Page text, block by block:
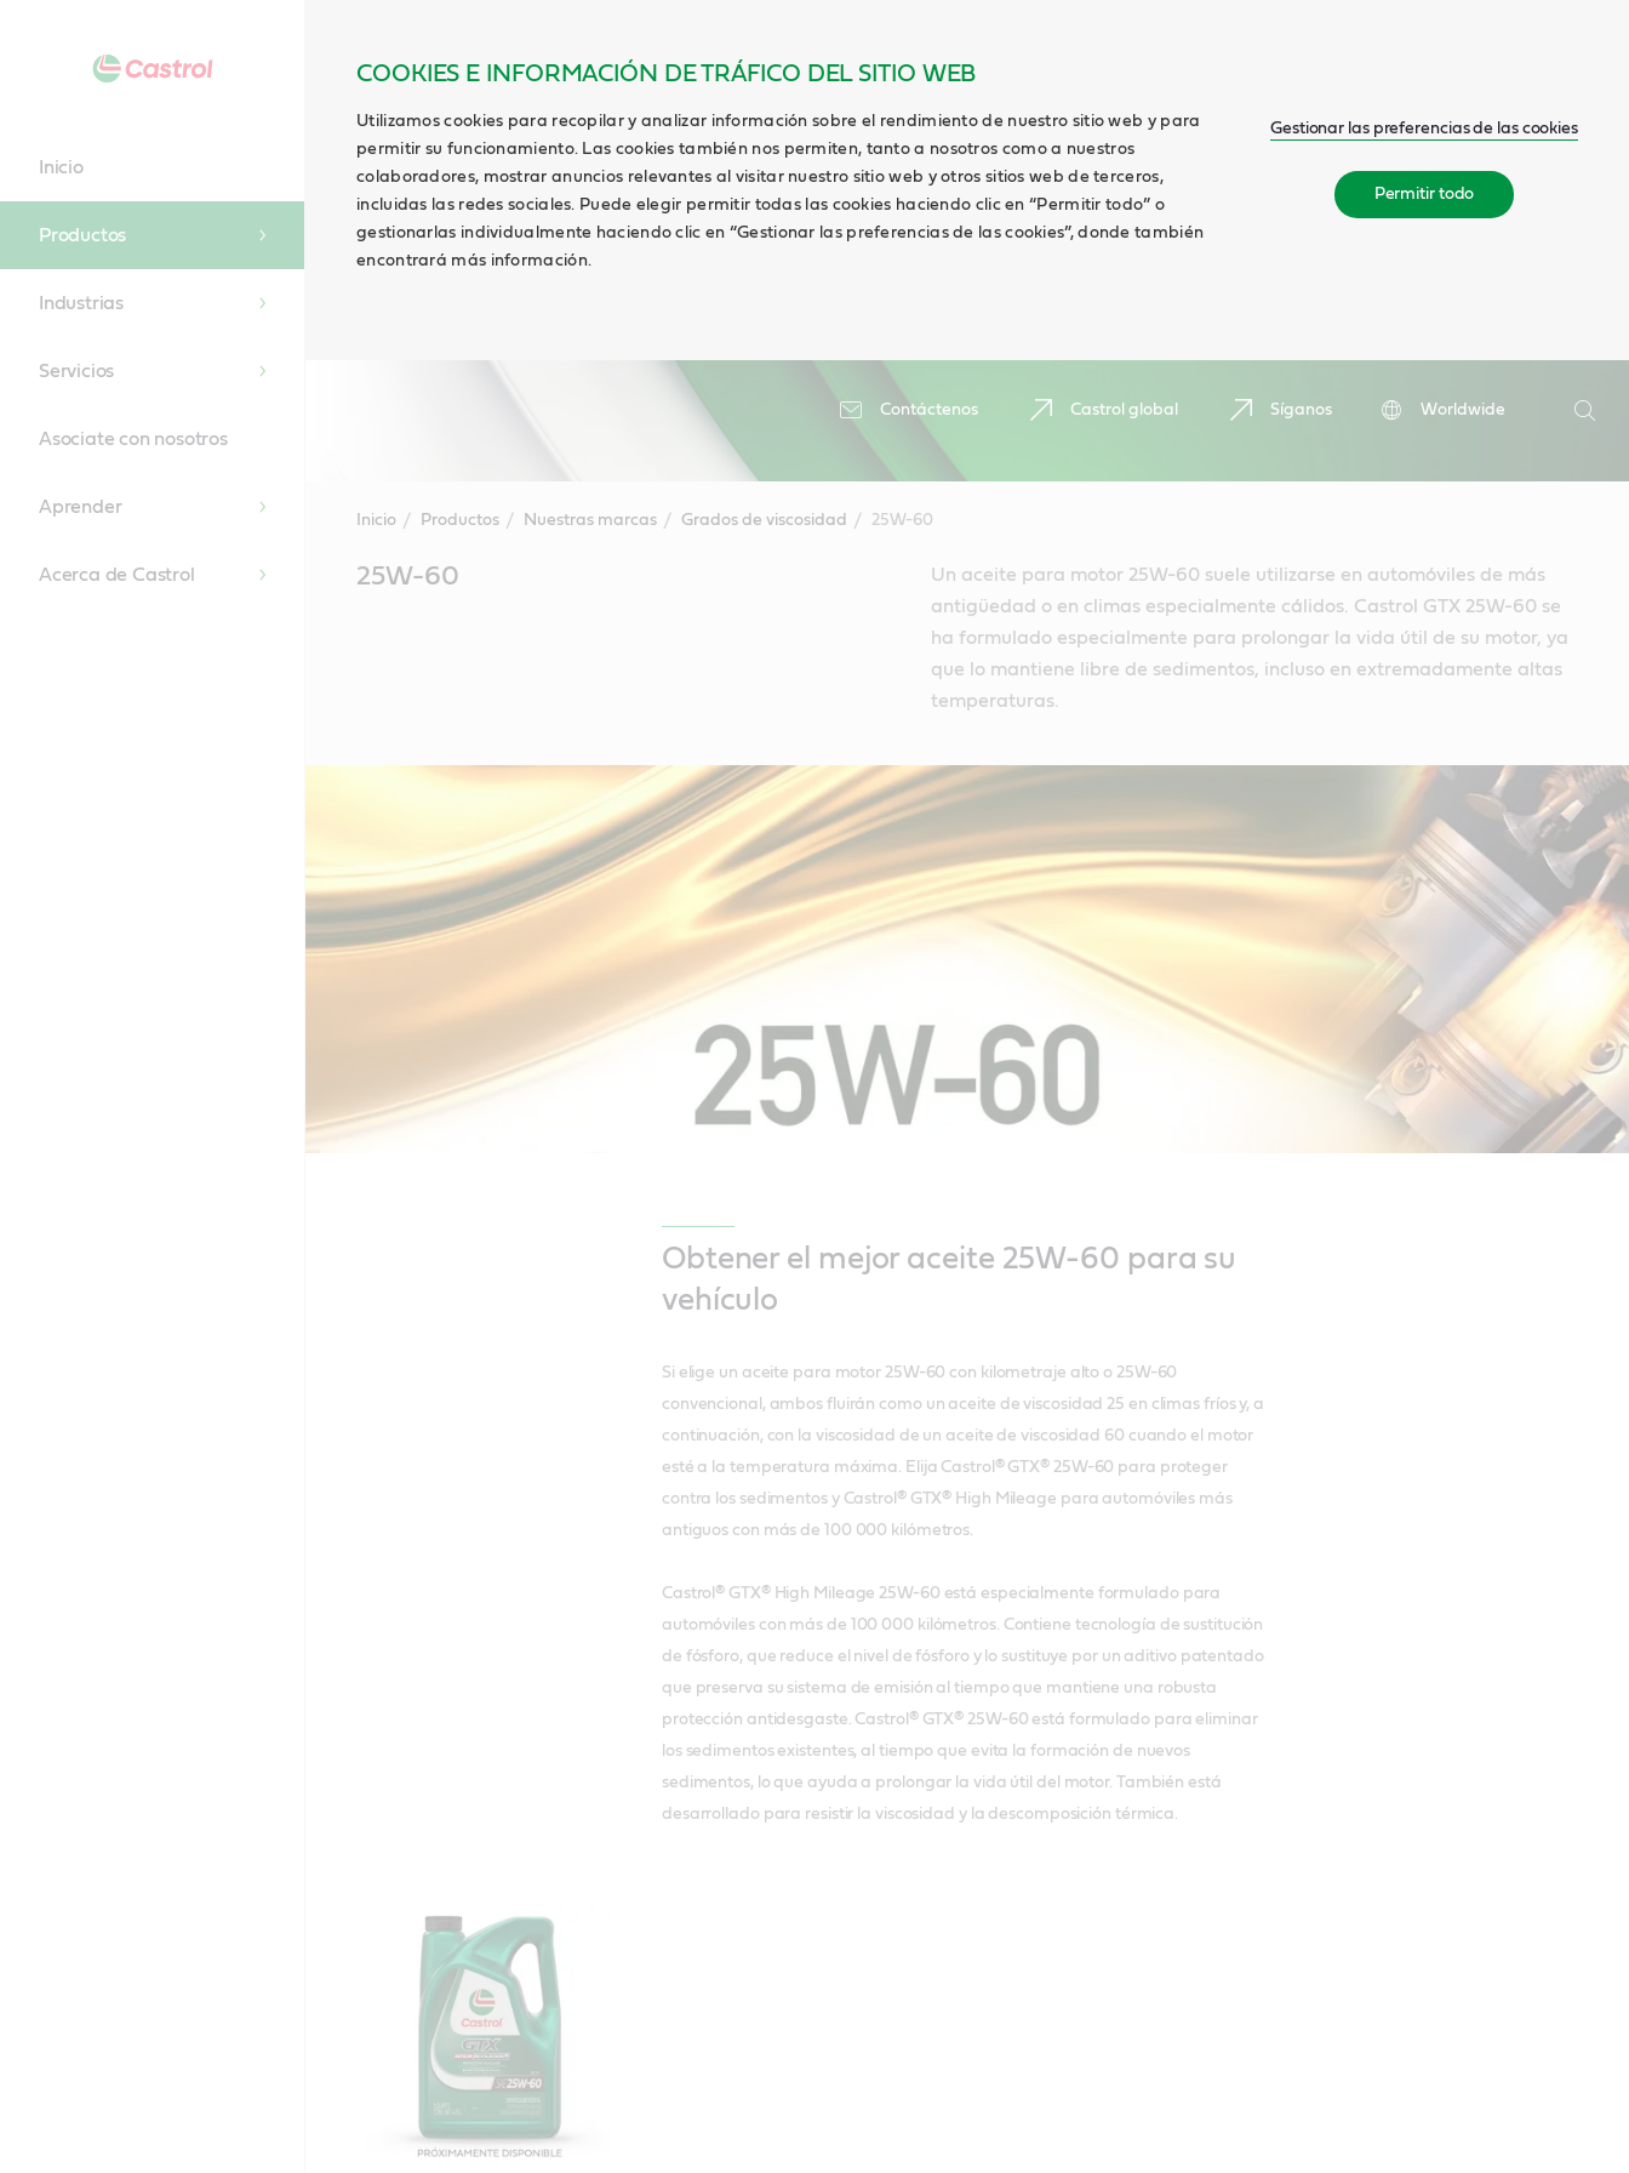
COOKIES E INFORMACIÓN DE TRÁFICO DEL SITIO WEB
Utilizamos cookies para recopilar y analizar información sobre el rendimiento de nuestro sitio web y para
permitir su funcionamiento. Las cookies también nos permiten, tanto a nosotros como a nuestros
colaboradores, mostrar anuncios relevantes al visitar nuestro sitio web y otros sitios web de terceros,
incluidas las redes sociales. Puede elegir permitir todas las cookies haciendo clic en “Permitir todo” o
gestionarlas individualmente haciendo clic en “Gestionar las preferencias de las cookies”, donde también
encontrará más información.
Gestionar las preferencias de las cookies
Permitir todo
Contáctenos Castrol global Síganos
Worldwide
Buscar
Inicio
Productos
Industrias
Servicios
Asociate con nosotros
Aprender
Acerca de Castrol
Inicio Productos Nuestras marcas Grados de viscosidad 25W-60
Content25W-60
Un aceite para motor 25W-60 suele utilizarse en automóviles de más
antigüedad o en climas especialmente cálidos. Castrol GTX 25W-60 se
ha formulado especialmente para prolongar la vida útil de su motor, ya
que lo mantiene libre de sedimentos, incluso en extremadamente altas
temperaturas.
Obtener el mejor aceite 25W-60 para su
vehículo
Si elige un aceite para motor 25W-60 con kilometraje alto o 25W-60
convencional, ambos fluirán como un aceite de viscosidad 25 en climas fríos y, a
continuación, con la viscosidad de un aceite de viscosidad 60 cuando el motor
esté a la temperatura máxima. Elija Castrol® GTX® 25W-60 para proteger
contra los sedimentos y Castrol® GTX® High Mileage para automóviles más
antiguos con más de 100 000 kilómetros.
Castrol® GTX® High Mileage 25W-60 está especialmente formulado para
automóviles con más de 100 000 kilómetros. Contiene tecnología de sustitución
de fósforo, que reduce el nivel de fósforo y lo sustituye por un aditivo patentado
que preserva su sistema de emisión al tiempo que mantiene una robusta
protección antidesgaste. Castrol® GTX® 25W-60 está formulado para eliminar
los sedimentos existentes, al tiempo que evita la formación de nuevos
sedimentos, lo que ayuda a prolongar la vida útil del motor. También está
desarrollado para resistir la viscosidad y la descomposición térmica.